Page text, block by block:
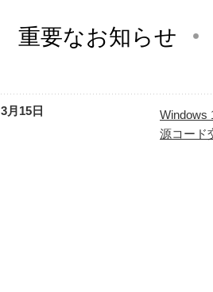
重要なお知らせ
3月15日
Windows
源コード